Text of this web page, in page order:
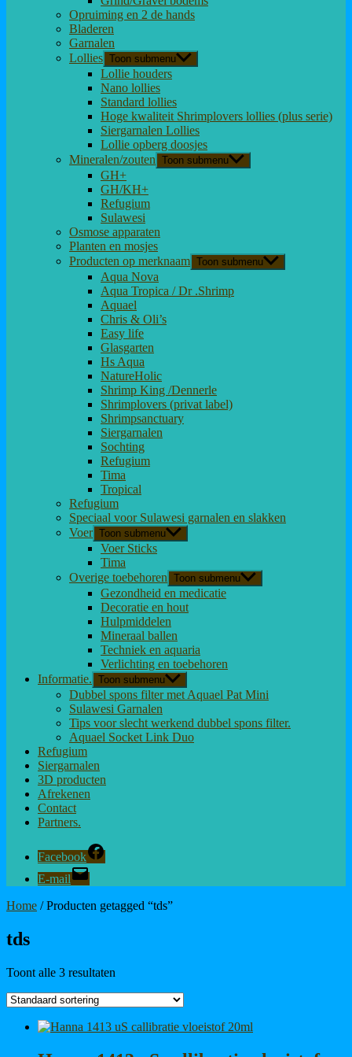
Opruiming en 2 de hands
Bladeren
Garnalen
Lollies Toon submenu
Lollie houders
Nano lollies
Standard lollies
Hoge kwaliteit Shrimplovers lollies (plus serie)
Siergarnalen Lollies
Lollie opberg doosjes
Mineralen/zouten Toon submenu
GH+
GH/KH+
Refugium
Sulawesi
Osmose apparaten
Planten en mosjes
Producten op merknaam Toon submenu
Aqua Nova
Aqua Tropica / Dr .Shrimp
Aquael
Chris & Oli’s
Easy life
Glasgarten
Hs Aqua
NatureHolic
Shrimp King /Dennerle
Shrimplovers (privat label)
Shrimpsanctuary
Siergarnalen
Sochting
Refugium
Tima
Tropical
Refugium
Speciaal voor Sulawesi garnalen en slakken
Voer Toon submenu
Voer Sticks
Tima
Overige toebehoren Toon submenu
Gezondheid en medicatie
Decoratie en hout
Hulpmiddelen
Mineraal ballen
Techniek en aquaria
Verlichting en toebehoren
Informatie. Toon submenu
Dubbel spons filter met Aquael Pat Mini
Sulawesi Garnalen
Tips voor slecht werkend dubbel spons filter.
Aquael Socket Link Duo
Refugium
Siergarnalen
3D producten
Afrekenen
Contact
Partners.
Facebook
E-mail
Home / Producten getagged “tds”
tds
Toont alle 3 resultaten